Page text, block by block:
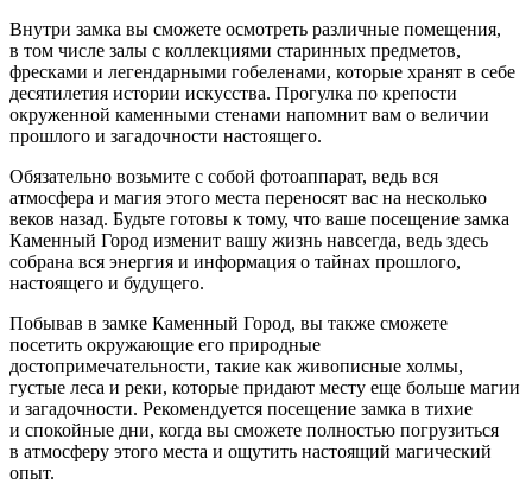
Внутри замка вы сможете осмотреть различные помещения,
в том числе залы с коллекциями старинных предметов,
фресками и легендарными гобеленами, которые хранят в себе
десятилетия истории искусства. Прогулка по крепости
окруженной каменными стенами напомнит вам о величии
прошлого и загадочности настоящего.
Обязательно возьмите с собой фотоаппарат, ведь вся
атмосфера и магия этого места переносят вас на несколько
веков назад. Будьте готовы к тому, что ваше посещение замка
Каменный Город изменит вашу жизнь навсегда, ведь здесь
собрана вся энергия и информация о тайнах прошлого,
настоящего и будущего.
Побывав в замке Каменный Город, вы также сможете
посетить окружающие его природные
достопримечательности, такие как живописные холмы,
густые леса и реки, которые придают месту еще больше магии
и загадочности. Рекомендуется посещение замка в тихие
и спокойные дни, когда вы сможете полностью погрузиться
в атмосферу этого места и ощутить настоящий магический
опыт.